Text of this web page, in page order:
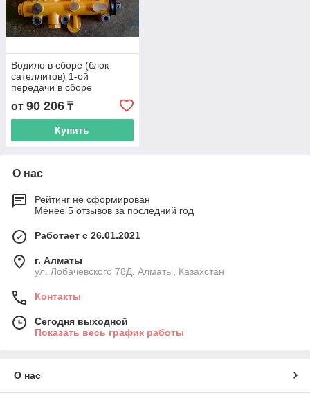
Водило в сборе (блок
сателлитов) 1-ой
передачи в сборе
от 90 206 ₸
Купить
О нас
Рейтинг не сформирован
Менее 5 отзывов за последний год
Работает с 26.01.2021
г. Алматы
ул. Лобачевского 78Д, Алматы, Казахстан
Контакты
Сегодня выходной
Показать весь график работы
О нас